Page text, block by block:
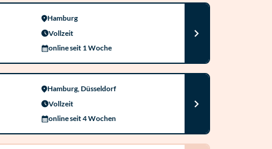
Hamburg
Vollzeit
online seit 1 Woche
Hamburg, Düsseldorf
Vollzeit
online seit 4 Wochen